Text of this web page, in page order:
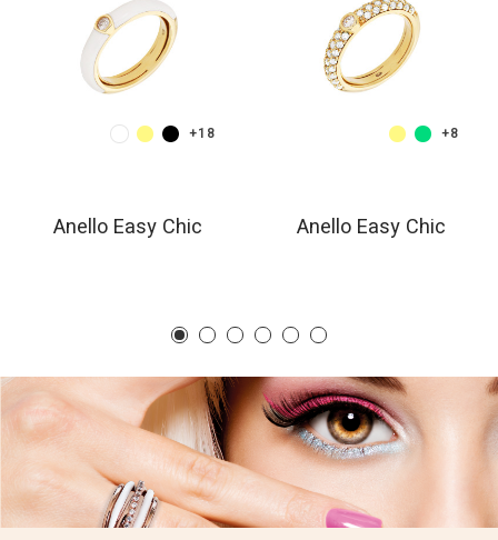
Anello Easy Chic
+18
Anello Easy Chic
+8